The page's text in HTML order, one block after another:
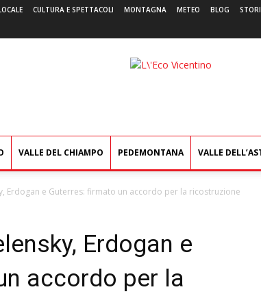
CULTURA E SPETTACOLI MONTAGNA METEO BLOG
L'Eco
VALLE DEL CHIAMPO PEDEMONTANA VALLE
Erdogan e Guterres: firmato un accordo per la ricostruzione
Erdogan e
accordo per la